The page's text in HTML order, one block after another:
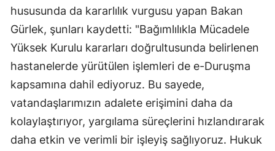
hususunda da kararlılık vurgusu yapan Bakan
Gürlek, şunları kaydetti: "Bağımlılıkla Mücadele
Yüksek Kurulu kararları doğrultusunda belirlenen
hastanelerde yürütülen işlemleri de e-Duruşma
kapsamına dahil ediyoruz. Bu sayede,
vatandaşlarımızın adalete erişimini daha da
kolaylaştırıyor, yargılama süreçlerini hızlandırarak
daha etkin ve verimli bir işleyiş sağlıyoruz. Hukuk